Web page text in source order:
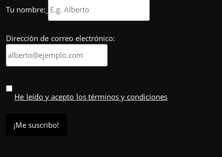
Tu nombre:
Dirección de correo electrónico:
He leído y acepto los términos y condiciones